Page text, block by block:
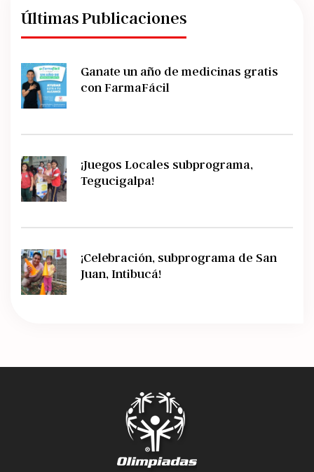
Últimas Publicaciones
Ganate un año de medicinas gratis
con FarmaFácil
¡Juegos Locales subprograma,
Tegucigalpa!
¡Celebración, subprograma de San
Juan, Intibucá!